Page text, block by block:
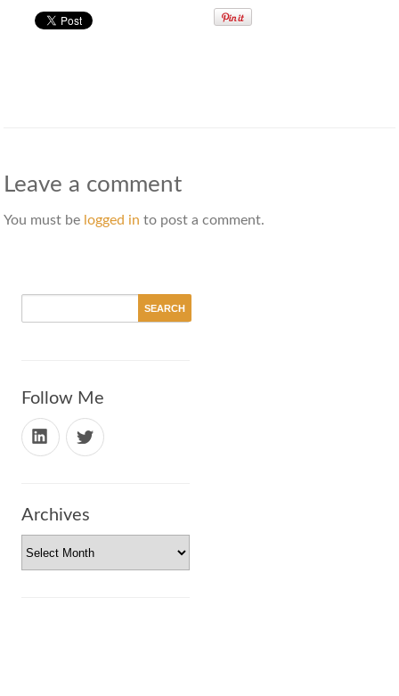
Leave a comment
You must be logged in to post a comment.
Follow Me
Archives